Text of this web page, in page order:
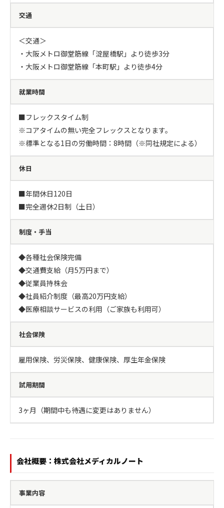
交通
＜交通＞
・大阪メトロ御堂筋線「淀屋橋駅」より徒歩3分
・大阪メトロ御堂筋線「本町駅」より徒歩4分
就業時間
■フレックスタイム制
※コアタイムの無い完全フレックスとなります。
※標準となる1日の労働時間：8時間（※同社規定による）
休日
■年間休日120日
■完全週休2日制（土日）
制度・手当
◆各種社会保険完備
◆交通費支給（月5万円まで）
◆従業員持株会
◆社員紹介制度（最高20万円支給）
◆医療相談サービスの利用（ご家族も利用可）
社会保険
雇用保険、労災保険、健康保険、厚生年金保険
試用期間
3ヶ月（期間中も待遇に変更はありません）
会社概要：株式会社メディカルノート
事業内容